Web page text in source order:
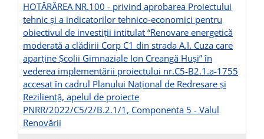
HOTĂRÂREA NR.100 - privind aprobarea Proiectului
tehnic şi a indicatorilor tehnico-economici pentru
obiectivul de investiţii intitulat “Renovare energetică
moderată a clădirii Corp C1 din strada A.I. Cuza care
aparține Școlii Gimnaziale Ion Creangă Huși” în
vederea implementării proiectului nr.C5-B2.1.a-1755
accesat în cadrul Planului Național de Redresare și
Reziliență, apelul de proiecte
PNRR/2022/C5/2/B.2.1/1, Componenta 5 - Valul
Renovării